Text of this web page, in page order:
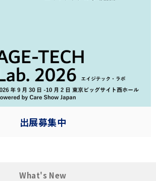
出展募集中
What's New